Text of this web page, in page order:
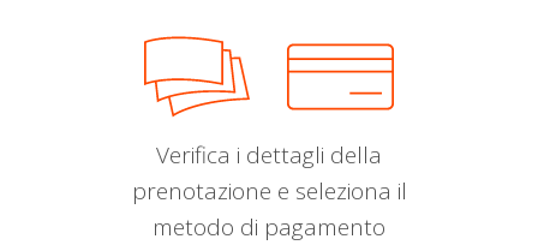
Verifica i dettagli della
prenotazione e seleziona il
metodo di pagamento